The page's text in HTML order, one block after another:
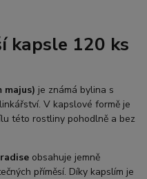
kapsle 120 ks
majus) je známá bylina s
V kapslové formě je
této rostliny pohodlně a bez
obsahuje jemně
příměsí. Díky kapslím je